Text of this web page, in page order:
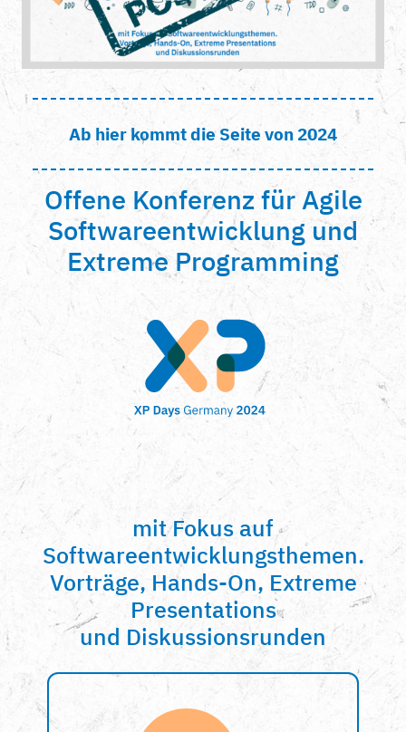
Ab hier kommt die Seite von 2024
Offene Konferenz für Agile
Softwareentwicklung und
Extreme Programming
mit Fokus auf
Softwareentwicklungsthemen.
Vorträge, Hands-On, Extreme
Presentations
und Diskussionsrunden